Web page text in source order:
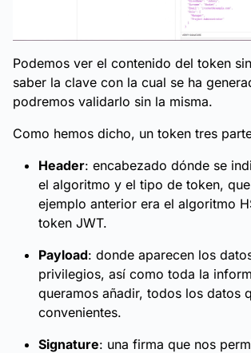
Podemos ver el contenido del token
saber la clave con la cual se ha
podremos validarlo sin la misma.
Como hemos dicho, un token tres
Header: encabezado dónde se
el algoritmo y el tipo de token,
ejemplo anterior era el algoritmo
token JWT.
Payload: donde aparecen los
privilegios, así como toda la
queramos añadir, todos los datos
convenientes.
Signature: una firma que nos